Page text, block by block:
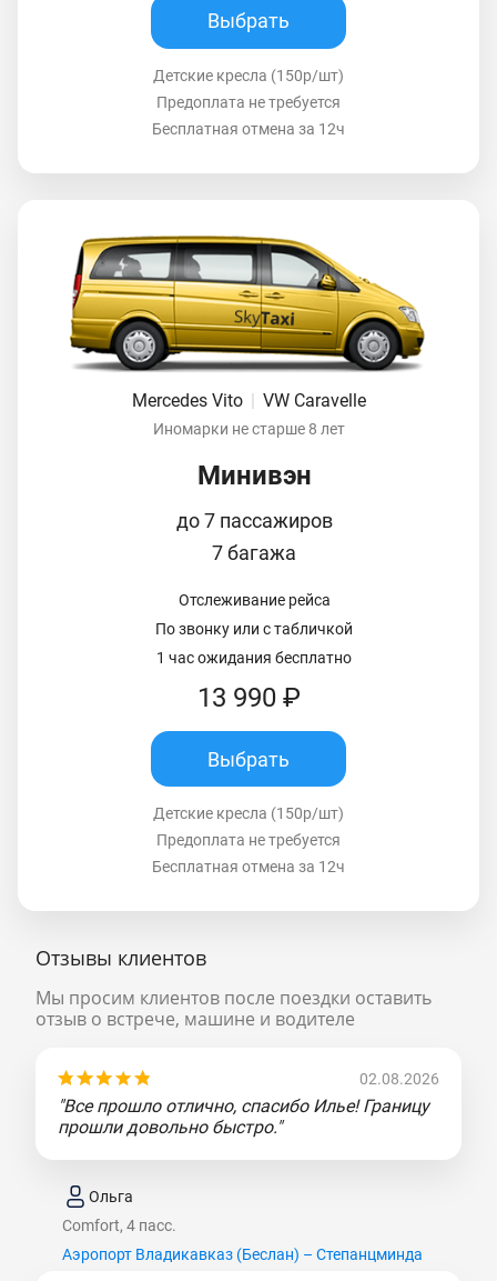
Выбрать
Детские кресла (150р/шт)
Предоплата не требуется
Бесплатная отмена за 12ч
Mercedes Vito VW Caravelle
Иномарки не старше 8 лет
Минивэн
до 7 пассажиров
7 багажа
Отслеживание рейса
По звонку или с табличкой
1 час ожидания бесплатно
13 990 ₽
Выбрать
Детские кресла (150р/шт)
Предоплата не требуется
Бесплатная отмена за 12ч
Отзывы клиентов
Мы просим клиентов после поездки оставить
отзыв о встрече, машине и водителе
02.08.2026
"Все прошло отлично, спасибо Илье! Границу
прошли довольно быстро."
Ольга
Comfort, 4 пасс.
Аэропорт Владикавказ (Беслан) – Степанцминда